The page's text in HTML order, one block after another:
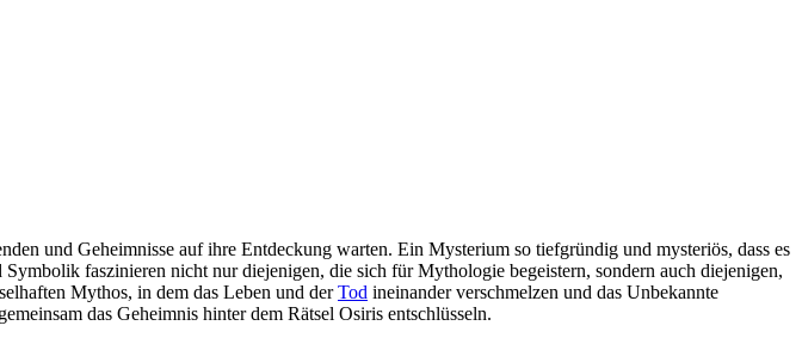
und Geheimnisse auf ihre Entdeckung warten. Ein Mysterium so tiefgründig und mysteriös, dass es
faszinieren nicht nur diejenigen, die sich für Mythologie begeistern, sondern auch diejenigen,
Mythos, in dem das Leben und derTod ineinander verschmelzen und das Unbekannte
das Geheimnis hinter dem Rätsel Osiris entschlüsseln.